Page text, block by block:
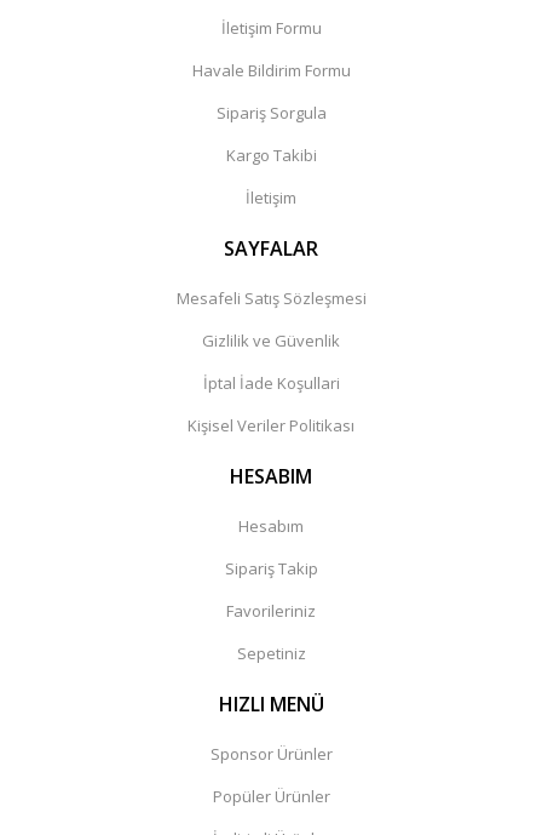
İletişim Formu
Havale Bildirim Formu
Sipariş Sorgula
Kargo Takibi
İletişim
SAYFALAR
Mesafeli Satış Sözleşmesi
Gizlilik ve Güvenlik
İptal İade Koşullari
Kişisel Veriler Politikası
HESABIM
Hesabım
Sipariş Takip
Favorileriniz
Sepetiniz
HIZLI MENÜ
Sponsor Ürünler
Popüler Ürünler